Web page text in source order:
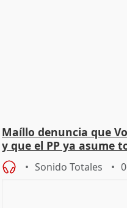
Maíllo denuncia que
y que el PP ya asume
Sonido Totales